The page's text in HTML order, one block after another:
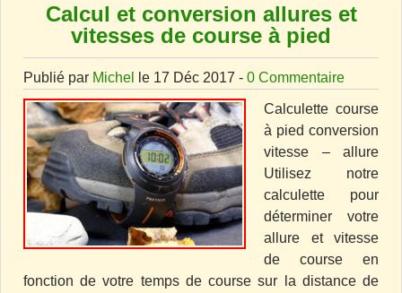
Calcul et conversion allures et
vitesses de course à pied
Publié par Michel le 17 Déc 2017 - 0 Commentaire
Calculette course
à pied conversion
vitesse – allure
Utilisez notre
calculette pour
déterminer votre
allure et vitesse
de course en
fonction de votre temps de course sur la distance de